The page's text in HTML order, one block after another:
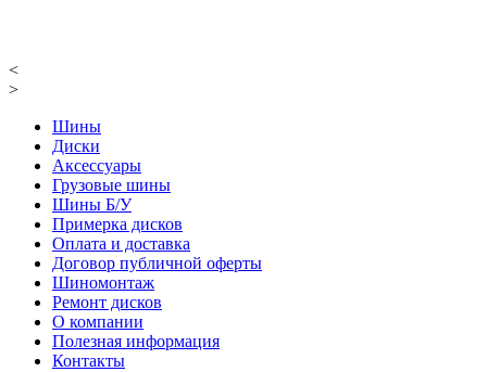
<
>
Шины
Диски
Аксессуары
Грузовые шины
Шины Б/У
Примерка дисков
Оплата и доставка
Договор публичной оферты
Шиномонтаж
Ремонт дисков
О компании
Полезная информация
Контакты